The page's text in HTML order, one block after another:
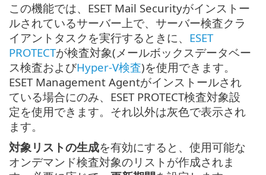
この機能では、ESET Mail Securityがインストー
ルされているサーバー上で、サーバー検査クラ
イアントタスクを実行するときに、 ESET
PROTECTが検査対象(メールボックスデータベー
ス検査およびHyper-V検査)を使用できます。
ESET Management Agentがインストールされ
ている場合にのみ、ESET PROTECT検査対象設
定を使用できます。それ以外は灰色で表示され
ます。
対象リストの生成を有効にすると、使用可能な
オンデマンド検査対象のリストが作成されま